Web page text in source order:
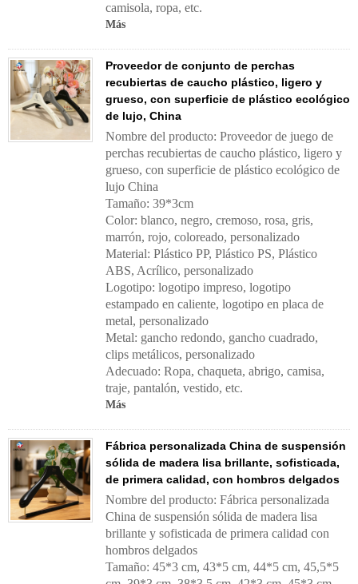
camisola, ropa, etc.
Más
Proveedor de conjunto de perchas
recubiertas de caucho plástico, ligero y
grueso, con superficie de plástico ecológico
de lujo, China
Nombre del producto: Proveedor de juego de
perchas recubiertas de caucho plástico, ligero y
grueso, con superficie de plástico ecológico de
lujo China
Tamaño: 39*3cm
Color: blanco, negro, cremoso, rosa, gris,
marrón, rojo, coloreado, personalizado
Material: Plástico PP, Plástico PS, Plástico
ABS, Acrílico, personalizado
Logotipo: logotipo impreso, logotipo
estampado en caliente, logotipo en placa de
metal, personalizado
Metal: gancho redondo, gancho cuadrado,
clips metálicos, personalizado
Adecuado: Ropa, chaqueta, abrigo, camisa,
traje, pantalón, vestido, etc.
Más
Fábrica personalizada China de suspensión
sólida de madera lisa brillante, sofisticada,
de primera calidad, con hombros delgados
Nombre del producto: Fábrica personalizada
China de suspensión sólida de madera lisa
brillante y sofisticada de primera calidad con
hombros delgados
Tamaño: 45*3 cm, 43*5 cm, 44*5 cm, 45,5*5